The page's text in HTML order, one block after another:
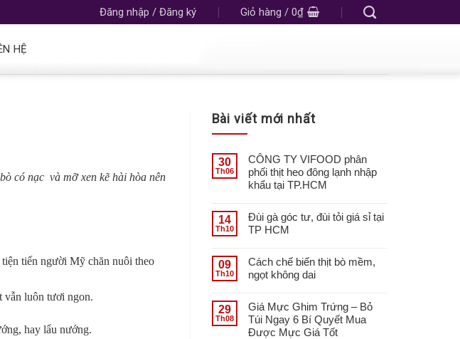
Đăng nhập / Đăng ký Giỏ hàng / 0₫
HỆ
có nạc và mỡ xen kẽ hài hòa nên
tiến người Mỹ chăn nuôi theo
vẫn luôn tươi ngon.
hay lẩu nướng.
Bài viết mới nhất
30
Th06
CÔNG TY VIFOOD phân
phối thịt heo đông lạnh nhập
khẩu tại TP.HCM
14
Th10
Đùi gà góc tư, đùi tỏi giá sỉ tại
TP HCM
09
Th10
Cách chế biến thịt bò mềm,
ngọt không dai
29
Th08
Giá Mực Ghim Trứng – Bỏ
Túi Ngay 6 Bí Quyết Mua
Được Mực Giá Tốt